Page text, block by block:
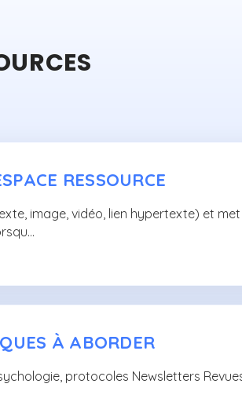
RESSOURCE
image, vidéo, lien hypertexte) et
À ABORDER
protocoles Newsletters